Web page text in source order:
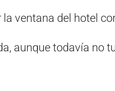
ventana del hotel
aunque todavía no